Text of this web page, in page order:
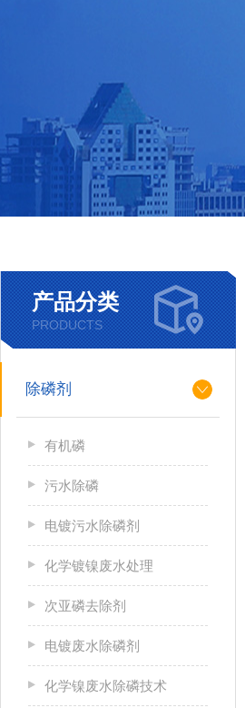
产品分类
PRODUCTS
除磷剂
有机磷
污水除磷
电镀污水除磷剂
化学镀镍废水处理
次亚磷去除剂
电镀废水除磷剂
化学镍废水除磷技术